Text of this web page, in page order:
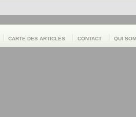
CARTE DES ARTICLES CONTACT QUI